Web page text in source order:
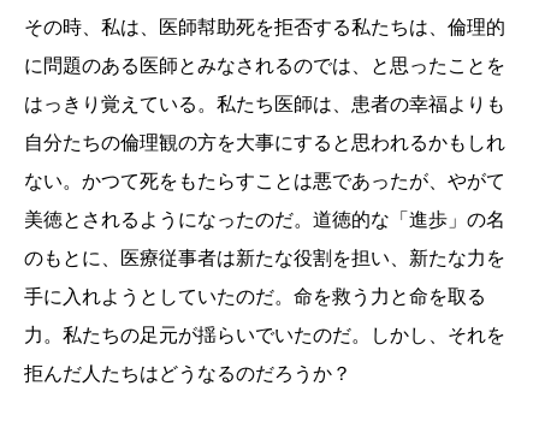
その時、私は、医師幇助死を拒否する私たちは、倫理的
に問題のある医師とみなされるのでは、と思ったことを
はっきり覚えている。私たち医師は、患者の幸福よりも
自分たちの倫理観の方を大事にすると思われるかもしれ
ない。かつて死をもたらすことは悪であったが、やがて
美徳とされるようになったのだ。道徳的な「進歩」の名
のもとに、医療従事者は新たな役割を担い、新たな力を
手に入れようとしていたのだ。命を救う力と命を取る
力。私たちの足元が揺らいでいたのだ。しかし、それを
拒んだ人たちはどうなるのだろうか？